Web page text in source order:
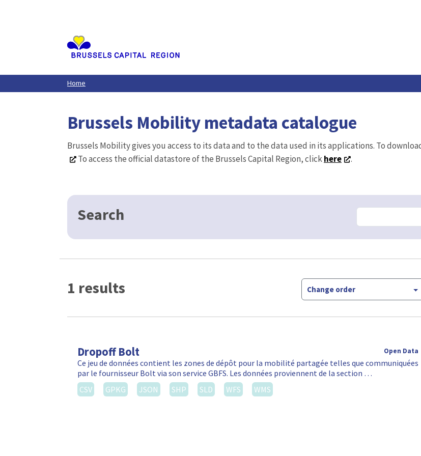
Home
Brussels Mobility metadata catalogue
Brussels Mobility gives you access to its data and to the data used in its applications. To
To access the official datastore of the Brussels Capital Region, clickhere .
Search
1 results Change order
Dropoff Bolt Open Data
Ce jeu de données contient les zones de dépôt pour la mobilité partagée telles que communiquées
par le fournisseur Bolt via son service GBFS. Les données proviennent de la section …
CSV
GPKG JSON SHP SLD WFS WMS